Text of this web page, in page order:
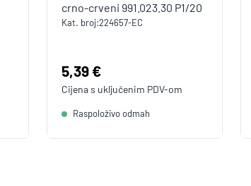
crno-crveni 991.023.30 P1/20
Kat. broj:224657-EC
Cijena:
5,39 €
Cijena s uključenim PDV-om
Raspoloživo odmah